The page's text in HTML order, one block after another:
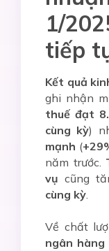
1/
tiếp
Kết quả
ghi nhận
thuế đạt
cùng kỳ)
mạnh (
năm trước.
vụ cũng
cùng kỳ.
Về chất
ngân hàng